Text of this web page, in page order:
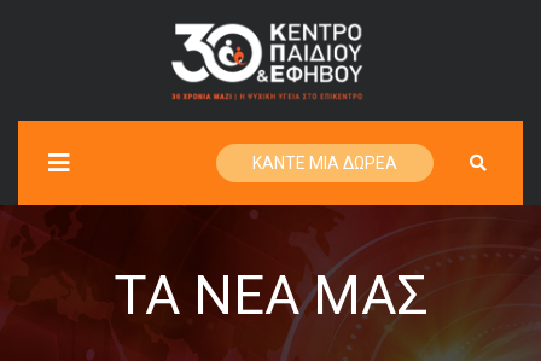
ΚΑΝΤΕ ΜΙΑ ΔΩΡΕΑ
ΤΑ ΝΈΑ ΜΑΣ